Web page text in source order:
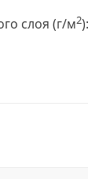
слоя (г/м2):